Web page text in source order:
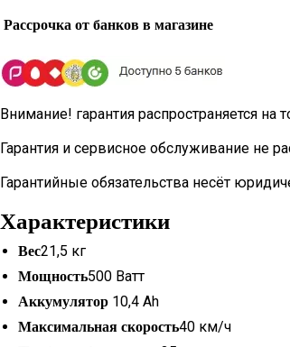
Рассрочка от банков в магазине
Внимание! гарантия распространяется
Гарантия и сервисное обслуживание не
Гарантийные обязательства несёт
Характеристики
Вес21,5 кг
Мощность500 Ватт
Аккумулятор 10,4 Ah
Максимальная скорость40 км/ч